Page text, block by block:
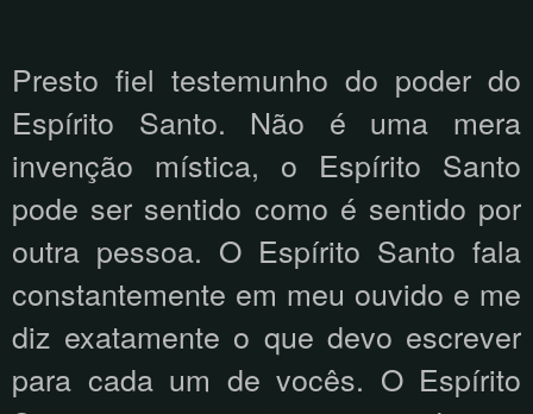
Presto fiel testemunho do poder do
Espírito Santo. Não é uma mera
invenção mística, o Espírito Santo
pode ser sentido como é sentido por
outra pessoa. O Espírito Santo fala
constantemente em meu ouvido e me
diz exatamente o que devo escrever
para cada um de vocês. O Espírito